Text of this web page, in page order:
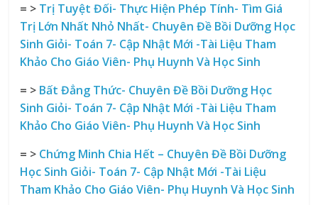
= > Trị Tuyệt Đối- Thực Hiện Phép Tính- Tìm Giá
Trị Lớn Nhất Nhỏ Nhất- Chuyên Đề Bồi Dưỡng Học
Sinh Giỏi- Toán 7- Cập Nhật Mới -Tài Liệu Tham
Khảo Cho Giáo Viên- Phụ Huynh Và Học Sinh
= > Bất Đẳng Thức- Chuyên Đề Bồi Dưỡng Học
Sinh Giỏi- Toán 7- Cập Nhật Mới -Tài Liệu Tham
Khảo Cho Giáo Viên- Phụ Huynh Và Học Sinh
= > Chứng Minh Chia Hết – Chuyên Đề Bồi Dưỡng
Học Sinh Giỏi- Toán 7- Cập Nhật Mới -Tài Liệu
Tham Khảo Cho Giáo Viên- Phụ Huynh Và Học Sinh